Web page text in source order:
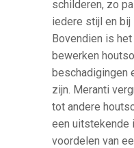
schilderen, zo
iedere stijl en bij
Bovendien is
bewerken
beschadigingen
zijn. Meranti
tot andere
een uitstekende
voordelen van